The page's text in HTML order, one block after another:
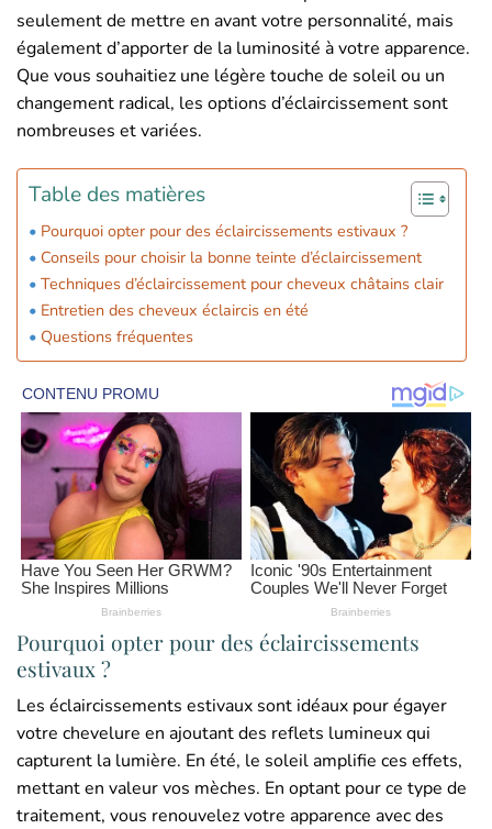
seulement de mettre en avant votre personnalité, mais
également d’apporter de la luminosité à votre apparence.
Que vous souhaitiez une légère touche de soleil ou un
changement radical, les options d’éclaircissement sont
nombreuses et variées.
Table des matières
Pourquoi opter pour des éclaircissements estivaux ?
Conseils pour choisir la bonne teinte d’éclaircissement
Techniques d’éclaircissement pour cheveux châtains clair
Entretien des cheveux éclaircis en été
Questions fréquentes
Pourquoi opter pour des éclaircissements
estivaux ?
Les éclaircissements estivaux sont idéaux pour égayer
votre chevelure en ajoutant des reflets lumineux qui
capturent la lumière. En été, le soleil amplifie ces effets,
mettant en valeur vos mèches. En optant pour ce type de
traitement, vous renouvelez votre apparence avec des